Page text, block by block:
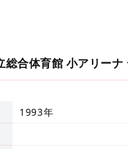
総合体育館 小アリーナ
1993年